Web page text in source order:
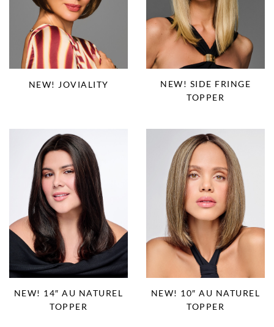
NEW! JOVIALITY
NEW! SIDE FRINGE
TOPPER
NEW! 14″ AU NATUREL
TOPPER
NEW! 10″ AU NATUREL
TOPPER